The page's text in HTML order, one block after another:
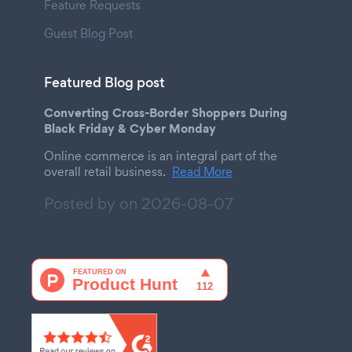
Feature Requests
Guest Blog Post
Featured Blog post
Converting Cross-Border Shoppers During
Black Friday & Cyber Monday
Online commerce is an integral part of the
overall retail business. Read More
Posted by on 2026-08-07